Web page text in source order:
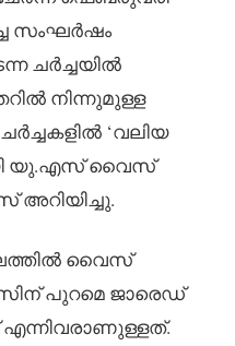
സംഘർഷം
ചർച്ചയിൽ
നിന്നുമുള്ള
‘വലിയ
യു.എസ് വൈസ്
അറിയിച്ചു.
വൈസ്
പുറമെ ജാരെഡ്
എന്നിവരാണുള്ളത്.